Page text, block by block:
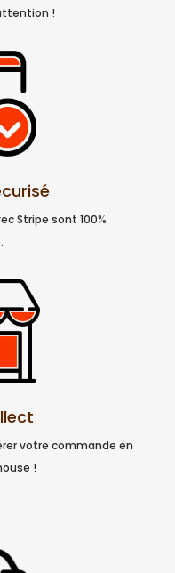
!
Stripe sont 100%
votre commande en
!